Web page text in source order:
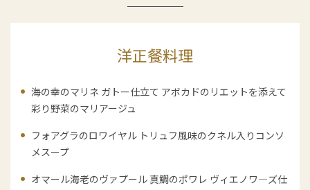
洋正餐料理
海の幸のマリネ ガトー仕立て アボカドのリエットを添えて
彩り野菜のマリアージュ
フォアグラのロワイヤル トリュフ風味のクネル入りコンソ
メスープ
オマール海老のヴァプール 真鯛のポワレ ヴィエノワ―ズ仕